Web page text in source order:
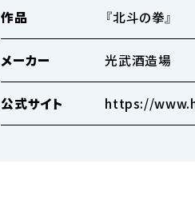
作品 『北斗の拳』
メーカー 光武酒造場
公式サイト https://